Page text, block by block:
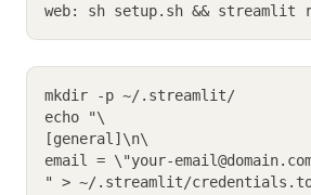
web: sh setup.sh && streamlit
mkdir -p ~/.streamlit/
echo "\
[general]\n\
email = \"your-
" > ~/.streamlit/